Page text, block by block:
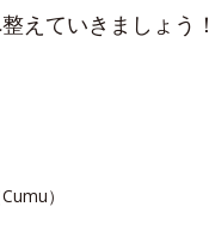
えていきましょう！
）